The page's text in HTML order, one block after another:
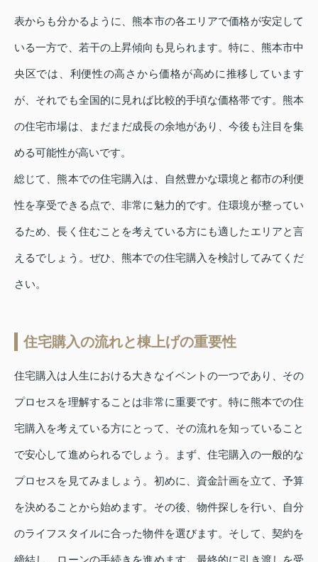
表からも分かるように、熊本市の各エリアで価格が安定して
いる一方で、若干の上昇傾向も見られます。特に、熊本市中
央区では、利便性の高さから価格が高めに推移しています
が、それでも全国的に見れば比較的手頃な価格帯です。熊本
の住宅市場は、まだまだ成長の余地があり、今後も注目を集
める可能性が高いです。
総じて、熊本での住宅購入は、自然豊かな環境と都市の利便
性を享受できる点で、非常に魅力的です。住環境が整ってい
るため、長く住むことを考えている方にも適したエリアと言
えるでしょう。ぜひ、熊本での住宅購入を検討してみてくだ
さい。
住宅購入の流れと棟上げの重要性
住宅購入は人生における大きなイベントの一つであり、その
プロセスを理解することは非常に重要です。特に熊本での住
宅購入を考えている方にとって、その流れを知っていること
で安心して進められるでしょう。まず、住宅購入の一般的な
プロセスを見てみましょう。初めに、資金計画を立て、予算
を決めることから始めます。その後、物件探しを行い、自分
のライフスタイルに合った物件を選びます。そして、契約を